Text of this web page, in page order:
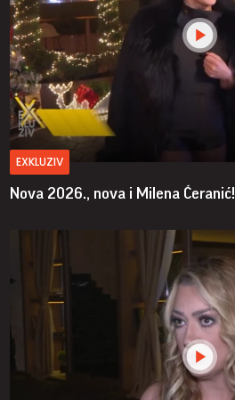
EXKLUZIV
Nova 2026., nova i Milena Ćeranić!